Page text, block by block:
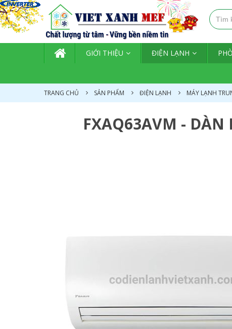
TRANG CHỦ
GIỚI THIỆU ĐIỆN LẠNH
TRANG CHỦ SẢN PHẨM ĐIỆN LẠNH MÁY LẠNH
FXAQ63AVM - DÀN